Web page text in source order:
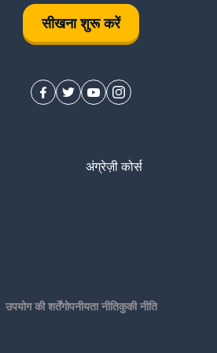
सीखना शुरू करें
अंग्रेज़ी कोर्स
उपयोग की शर्तेंगोपनीयता नीतिकुकी नीति